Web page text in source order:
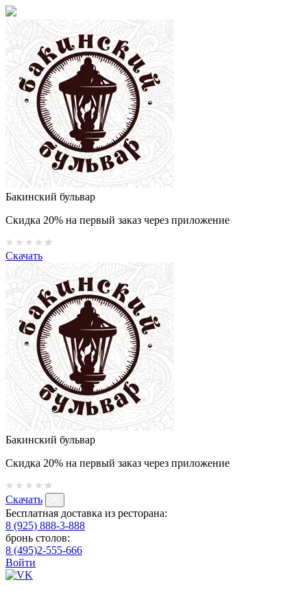
Бакинский бульвар
Скидка 20% на первый заказ через приложение
Скачать
Бакинский бульвар
Скидка 20% на первый заказ через приложение
Скачать
Бесплатная доставка из ресторана:
8 (925) 888-3-888
бронь столов:
8 (495)2-555-666
Войти